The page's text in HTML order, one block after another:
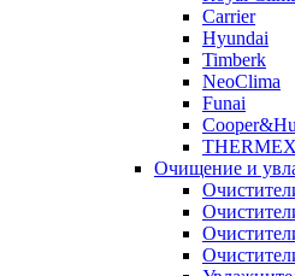
Carrier
Hyundai
Timberk
NeoClima
Funai
THERMEX
Очищение и